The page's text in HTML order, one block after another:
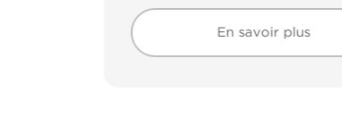
En savoir plus